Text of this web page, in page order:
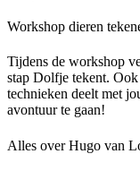
Workshop dieren
Tijdens de workshop
stap Dolfje tekent.
technieken deelt met
avontuur te gaan!
Alles over Hugo van